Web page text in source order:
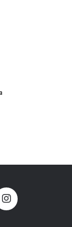
in newin new
(Opens
Instagram